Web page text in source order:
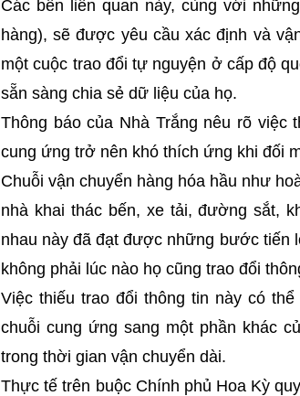
Các bên liên quan này, cùng với
hàng), sẽ được yêu cầu xác định và
một cuộc trao đổi tự nguyện ở cấp độ
sẵn sàng chia sẻ dữ liệu của họ.
Thông báo của Nhà Trắng nêu rõ
cung ứng trở nên khó thích ứng khi đối
Chuỗi vận chuyển hàng hóa hầu như
nhà khai thác bến, xe tải, đường sắt,
nhau này đã đạt được những bước tiến
không phải lúc nào họ cũng trao đổi
Việc thiếu trao đổi thông tin này có
chuỗi cung ứng sang một phần khác
trong thời gian vận chuyển dài.
Thực tế trên buộc Chính phủ Hoa Kỳ